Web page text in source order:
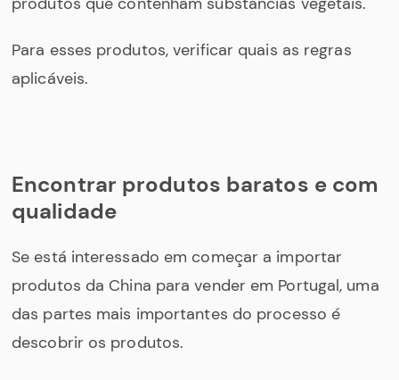
Para esses produtos, verificar quais as regras
aplicáveis.
Encontrar produtos baratos e com
qualidade
Se está interessado em começar a importar
produtos da China para vender em Portugal, uma
das partes mais importantes do processo é
descobrir os produtos.